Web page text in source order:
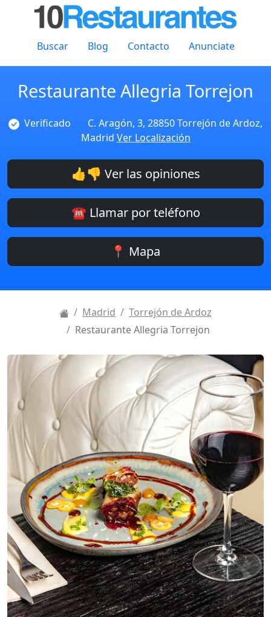
Buscar Blog Contacto Anunciate
Restaurante Allegria Torrejon
Verificado
C. Aragón, 3, 28850 Torrejón de Ardoz,
Madrid Ver Localización
👍👎 Ver las opiniones
☎️ Llamar por teléfono
📍 Mapa
Madrid
Torrejón de Ardoz
Restaurante Allegria Torrejon